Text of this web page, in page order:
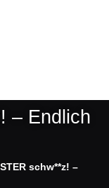
– Endlich
schw**z! –